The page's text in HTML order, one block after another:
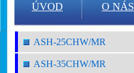
ÚVOD O NÁS
ASH-25CHW/MR
ASH-35CHW/MR